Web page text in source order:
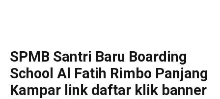
SPMB Santri Baru Boarding
School Al Fatih Rimbo Panjang
Kampar link daftar klik banner